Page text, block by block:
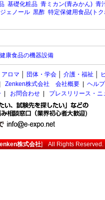
基礎化粧品 青ミカン(青みかん) 青
ェノール 黒酢 特定保健用食品(ト
健康食品の機器設備
ロマ 団体・学会 介護・福祉
Zenken株式会社 会社概要
ヘルプ
お問合わせ プレスリリース・ニ
株式会社] All Rights Reserved.